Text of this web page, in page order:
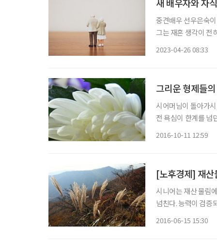
새 배우자와 자
중견배우 선우은숙
그는 재혼 생각이 전
2023-04-26 08:33
그리운 형제들
시어머님이 돌아가
전 욕심이 한계를 넘던 어느 날의 이야기다.
2016-10-11 12:59
[노후경제] 재산
시니어는 재산 물림
넘친다. 능력이 검증
2016-06-15 15:30